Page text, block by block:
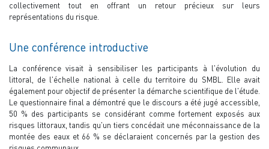
collectivement tout en offrant un retour précieux sur leurs
représentations du risque.
Une conférence introductive
La conférence visait à sensibiliser les participants à l'évolution du
littoral, de l'échelle national à celle du territoire du SMBL. Elle avait
également pour objectif de présenter la démarche scientifique de l'étude.
Le questionnaire final a démontré que le discours a été jugé accessible,
50 % des participants se considérant comme fortement exposés aux
risques littoraux, tandis qu'un tiers concédait une méconnaissance de la
montée des eaux et 66 % se déclaraient concernés par la gestion des